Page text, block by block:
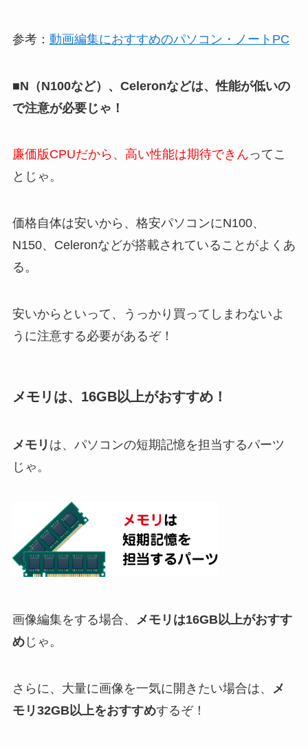
参考： 動画編集におすすめのパソコン・ノートPC
■N（N100など）、Celeronなどは、性能が低いの
で注意が必要じゃ！
廉価版CPUだから、高い性能は期待できんってこ
とじゃ。
価格自体は安いから、格安パソコンにN100、
N150、Celeronなどが搭載されていることがよくあ
る。
安いからといって、うっかり買ってしまわないよ
うに注意する必要があるぞ！
メモリは、16GB以上がおすすめ！
メモリ は、パソコンの短期記憶を担当するパーツ
じゃ。
画像編集をする場合、
メモリは16GB以上がおすす
めじゃ。
さらに、大量に画像を一気に開きたい場合は、
メ
モリ32GB以上をおすすめするぞ！